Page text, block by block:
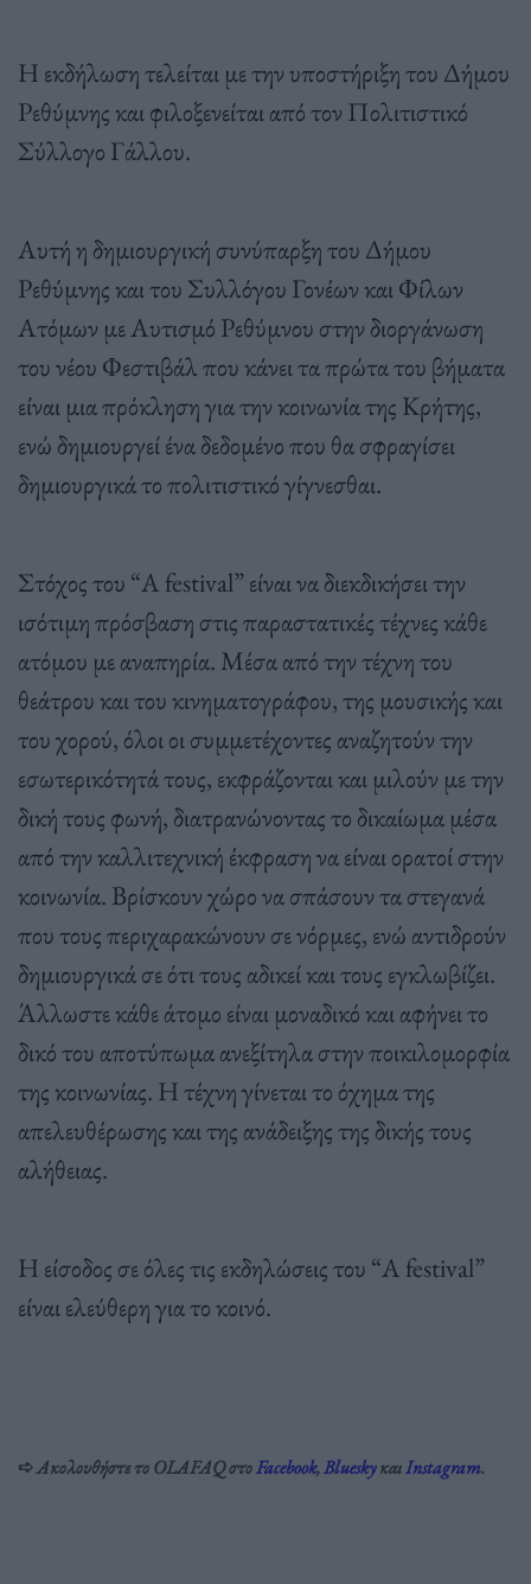
Η εκδήλωση τελείται με την υποστήριξη του Δήμου
Ρεθύμνης και φιλοξενείται από τον Πολιτιστικό
Σύλλογο Γάλλου.
Αυτή η δημιουργική συνύπαρξη του Δήμου
Ρεθύμνης και του Συλλόγου Γονέων και Φίλων
Ατόμων με Αυτισμό Ρεθύμνου στην διοργάνωση
του νέου Φεστιβάλ που κάνει τα πρώτα του βήματα
είναι μια πρόκληση για την κοινωνία της Κρήτης,
ενώ δημιουργεί ένα δεδομένο που θα σφραγίσει
δημιουργικά το πολιτιστικό γίγνεσθαι.
Στόχος του “A festival” είναι να διεκδικήσει την
ισότιμη πρόσβαση στις παραστατικές τέχνες κάθε
ατόμου με αναπηρία. Μέσα από την τέχνη του
θεάτρου και του κινηματογράφου, της μουσικής και
του χορού, όλοι οι συμμετέχοντες αναζητούν την
εσωτερικότητά τους, εκφράζονται και μιλούν με την
δική τους φωνή, διατρανώνοντας το δικαίωμα μέσα
από την καλλιτεχνική έκφραση να είναι ορατοί στην
κοινωνία. Βρίσκουν χώρο να σπάσουν τα στεγανά
που τους περιχαρακώνουν σε νόρμες, ενώ αντιδρούν
δημιουργικά σε ότι τους αδικεί και τους εγκλωβίζει.
Άλλωστε κάθε άτομο είναι μοναδικό και αφήνει το
δικό του αποτύπωμα ανεξίτηλα στην ποικιλομορφία
της κοινωνίας. Η τέχνη γίνεται το όχημα της
απελευθέρωσης και της ανάδειξης της δικής τους
αλήθειας.
Η είσοδος σε όλες τις εκδηλώσεις του “A festival”
είναι ελεύθερη για το κοινό.
➪Ακολουθήστε το OLAFAQ στοFacebook,BlueskyκαιInstagram.